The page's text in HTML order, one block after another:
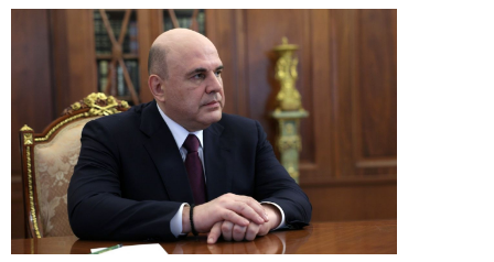
Телефон редакции:+7 495 727-01-67
Электронные почты редакции:
Информационный отдел
info@business-magazine.online
Отдел рекламы
reklama@business-magazine.online
Отдел распространения/редакционная подписка